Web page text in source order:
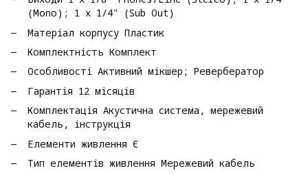
(Mono); 1 х 1/4" (Sub Out)
Матеріал корпусу Пластик
Комплектність Комплект
Особливості Активний мікшер; Ревербератор
Гарантія 12 місяців
Комплектація Акустична система, мережевий
кабель, інструкція
Елементи живлення Є
Тип елементів живлення Мережевий кабель